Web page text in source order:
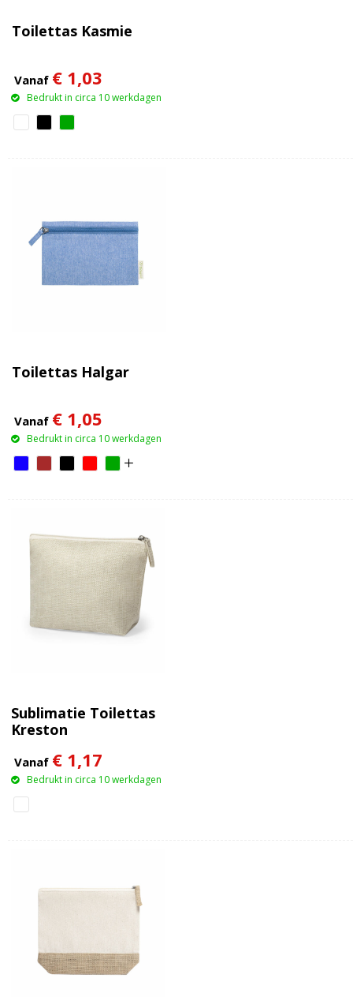
Toilettas Kasmie
Vanaf € 1,03
Bedrukt in circa 10 werkdagen
Toilettas Halgar
Vanaf € 1,05
Bedrukt in circa 10 werkdagen
Sublimatie Toilettas
Kreston
Vanaf € 1,17
Bedrukt in circa 10 werkdagen